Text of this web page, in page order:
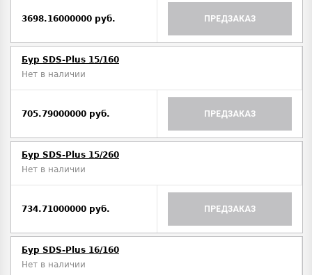
3698.16000000 руб. ПРЕДЗАКАЗ
Бур SDS-Plus 15/160
Нет в наличии
705.79000000 руб. ПРЕДЗАКАЗ
Бур SDS-Plus 15/260
Нет в наличии
734.71000000 руб. ПРЕДЗАКАЗ
Бур SDS-Plus 16/160
Нет в наличии